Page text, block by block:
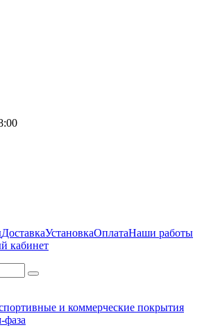
ДоставкаУстановкаОплатаНаши работы
кабинет
и коммерческие покрытия